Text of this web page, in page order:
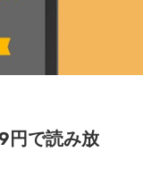
で読み放